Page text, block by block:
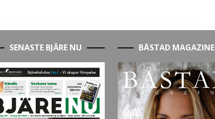
SENASTE BJÄRE NU BÅSTAD MAGAZINE